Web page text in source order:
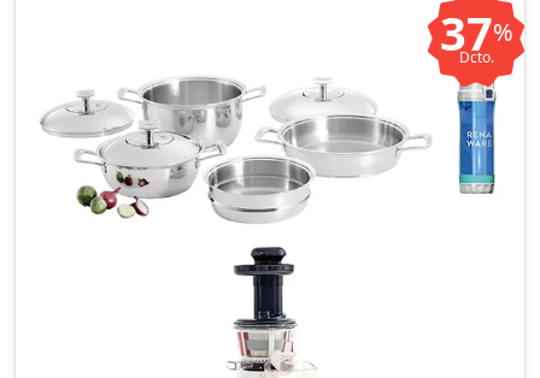
37%
Dcto.